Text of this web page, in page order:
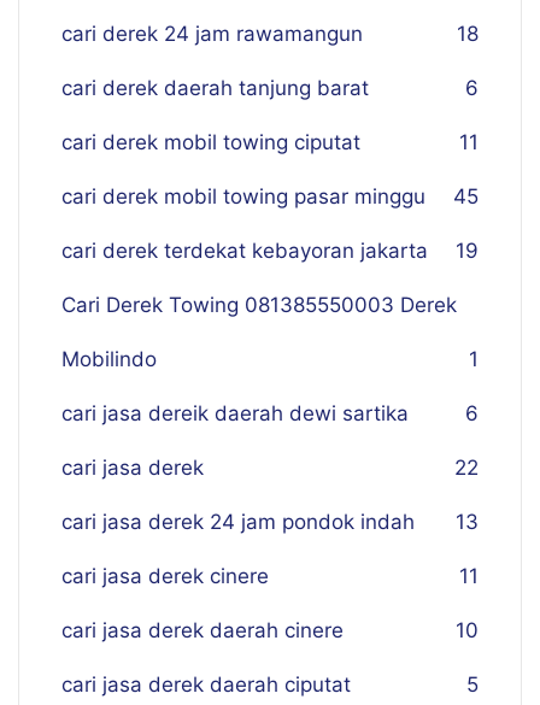
cari derek 24 jam rawamangun 18
cari derek daerah tanjung barat 6
cari derek mobil towing ciputat 11
cari derek mobil towing pasar minggu 45
cari derek terdekat kebayoran jakarta 19
Cari Derek Towing 081385550003 Derek
Mobilindo 1
cari jasa dereik daerah dewi sartika 6
cari jasa derek 22
cari jasa derek 24 jam pondok indah 13
cari jasa derek cinere 11
cari jasa derek daerah cinere 10
cari jasa derek daerah ciputat 5